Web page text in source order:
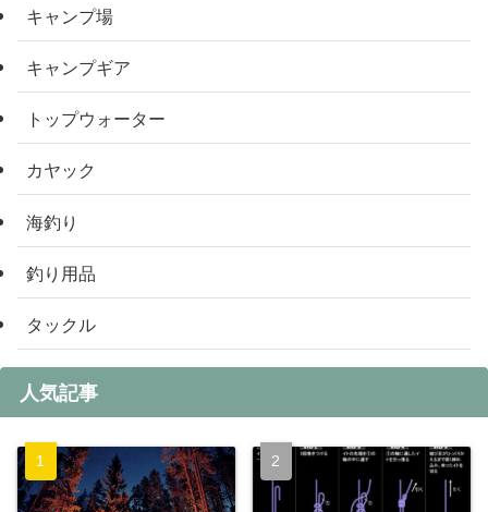
キャンプ場
キャンプギア
トップウォーター
カヤック
海釣り
釣り用品
タックル
人気記事